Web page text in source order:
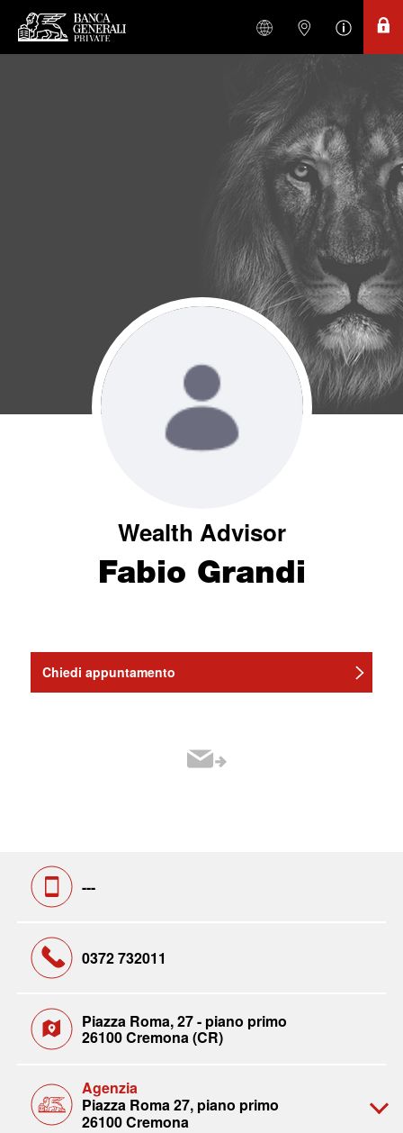
Wealth Advisor
Fabio Grandi
Chiedi appuntamento
---
0372 732011
Piazza Roma, 27 - piano primo
26100 Cremona (CR)
Agenzia
Piazza Roma 27, piano primo
26100 Cremona